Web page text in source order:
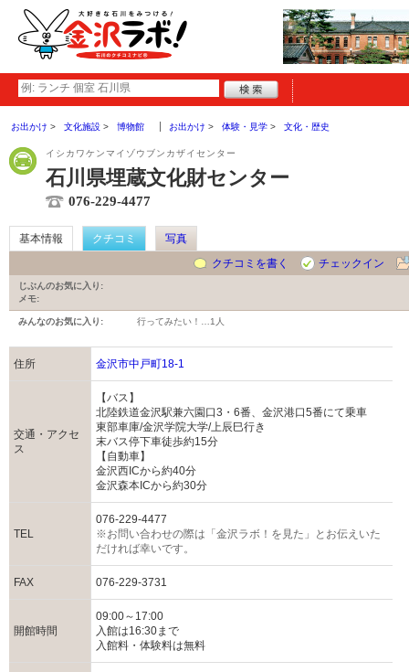
お出かけ 文化施設 博物館 お出かけ 体験・見学 文化・歴史
イシカワケンマイゾウブンカザイセンター
石川県埋蔵文化財センター
076-229-4477
基本情報 クチコミ
写真
クチコミを書く
チェックイン
じぶんのお気に入り:
メモ:
みんなのお気に入り: 行ってみたい！… 1人
住所 金沢市中戸町18-1
交通・アクセ
ス
【バス】
北陸鉄道金沢駅兼六園口3・6番、金沢港口5番にて乗車
東部車庫/金沢学院大学/上辰巳行き
末バス停下車徒歩約15分
【自動車】
金沢西ICから約40分
金沢森本ICから約30分
TEL
076-229-4477
※お問い合わせの際は「金沢ラボ！を見た」とお伝えいた
だければ幸いです。
FAX 076-229-3731
開館時間
09:00～17:00
入館は16:30まで
入館料・体験料は無料